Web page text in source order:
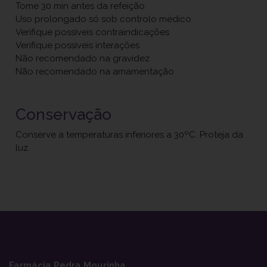
Tome 30 min antes da refeição
Uso prolongado só sob controlo médico
Verifique possíveis contraindicações
Verifique possíveis interações
Não recomendado na gravidez
Não recomendado na amamentação
Conservação
Conserve a temperaturas inferiores a 30ºC. Proteja da
luz.